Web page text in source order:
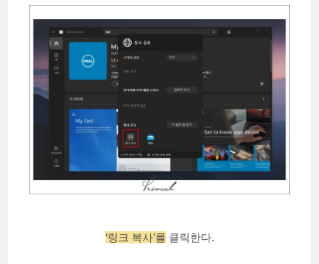
‘링크 복사’를 클릭한다.